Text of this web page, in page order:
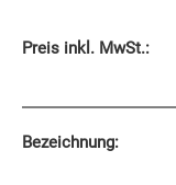
Preis inkl. MwSt.:
Bezeichnung: